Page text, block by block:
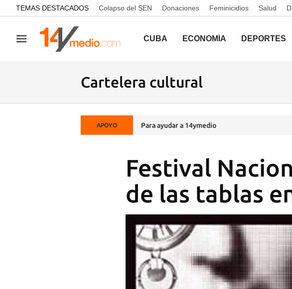
common.go-to-content
TEMAS DESTACADOS Colapso del SEN Donaciones Feminicidios Salud
Navegación CUBA ECONOMÍA DEPORTES
Cartelera cultural
APOYO Para ayudar a 14ymedio
Festival
de las tablas